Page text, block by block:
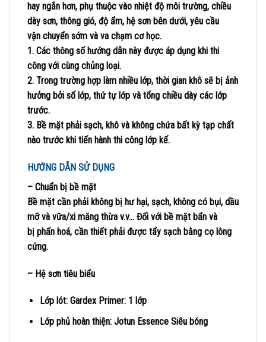
hay ngắn hơn, phụ thuộc vào nhiệt độ môi trường, chiều
dày sơn, thông gió, độ ẩm, hệ sơn bên dưới, yêu cầu
vận chuyển sớm và va chạm cơ học.
1. Các thông số hướng dẫn này được áp dụng khi thi
công với cùng chủng loại.
2. Trong trường hợp làm nhiều lớp, thời gian khô sẽ bị ảnh
hưởng bởi số lớp, thứ tự lớp và tổng chiều dày các lớp
trước.
3. Bề mặt phải sạch, khô và không chứa bất kỳ tạp chất
nào trước khi tiến hành thi công lớp kế.
HƯỚNG DẪN SỬ DỤNG
– Chuẩn bị bề mặt
Bề mặt cần phải không bị hư hại, sạch, không có bụi, dầu
mỡ và vữa/xi măng thừa v.v… Đối với bề mặt bẩn và
bị phấn hoá, cần thiết phải được tẩy sạch bằng cọ lông
cứng.
– Hệ sơn tiêu biểu
Lớp lót: Gardex Primer: 1 lớp
Lớp phủ hoàn thiện: Jotun Essence Siêu bóng